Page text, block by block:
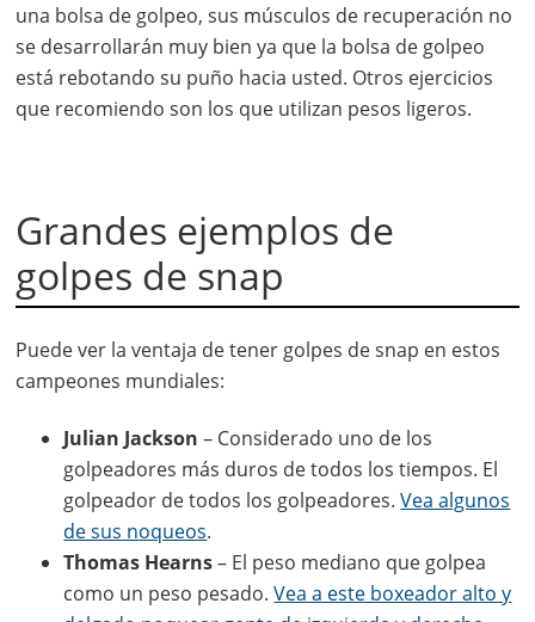
una bolsa de golpeo, sus músculos de recuperación no
se desarrollarán muy bien ya que la bolsa de golpeo
está rebotando su puño hacia usted. Otros ejercicios
que recomiendo son los que utilizan pesos ligeros.
Grandes ejemplos de
golpes de snap
Puede ver la ventaja de tener golpes de snap en estos
campeones mundiales:
Julian Jackson – Considerado uno de los
golpeadores más duros de todos los tiempos. El
golpeador de todos los golpeadores.Vea algunos
de sus noqueos.
Thomas Hearns– El peso mediano que golpea
como un peso pesado.Vea a este boxeador alto y